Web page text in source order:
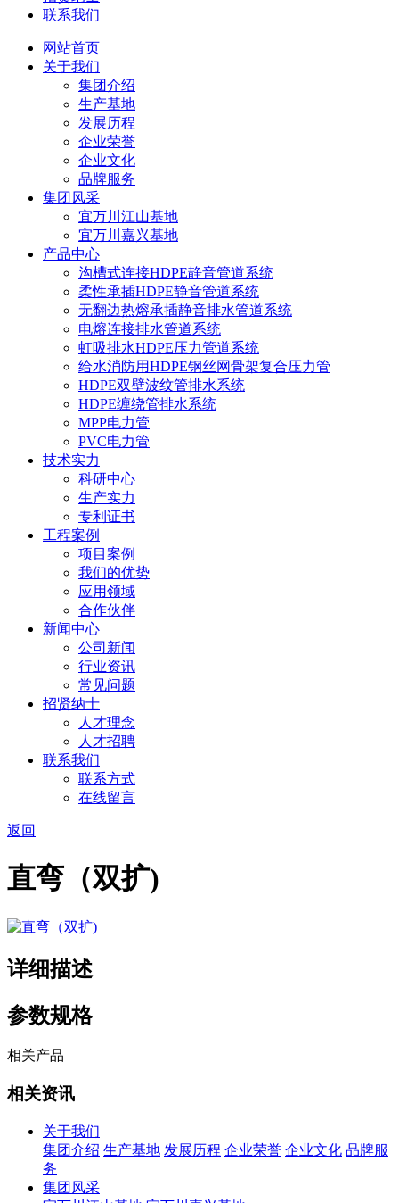
联系我们
网站首页
关于我们
集团介绍
生产基地
发展历程
企业荣誉
企业文化
品牌服务
集团风采
宜万川江山基地
宜万川嘉兴基地
产品中心
沟槽式连接HDPE静音管道系统
柔性承插HDPE静音管道系统
无翻边热熔承插静音排水管道系统
电熔连接排水管道系统
虹吸排水HDPE压力管道系统
给水消防用HDPE钢丝网骨架复合压力管
HDPE双壁波纹管排水系统
HDPE缠绕管排水系统
MPP电力管
PVC电力管
技术实力
科研中心
生产实力
专利证书
工程案例
项目案例
我们的优势
应用领域
合作伙伴
新闻中心
公司新闻
行业资讯
常见问题
招贤纳士
人才理念
人才招聘
联系我们
联系方式
在线留言
返回
直弯（双扩)
详细描述
参数规格
相关产品
相关资讯
关于我们
集团介绍 生产基地 发展历程 企业荣誉 企业文化 品牌服
务
集团风采